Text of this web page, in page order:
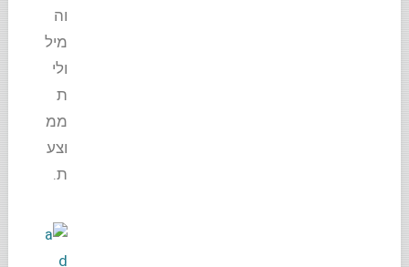
וה
מיל
ולי
ת
ממ
וצע
ת.